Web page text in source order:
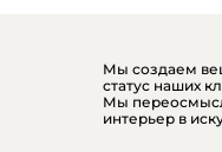
Мы создаем
статус наших
Мы
интерьер в